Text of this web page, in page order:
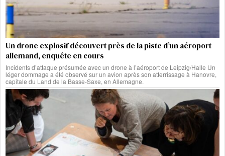
Un drone explosif découvert près de la piste d’un aéroport
allemand, enquête en cours
Incidents d’attaque présumée avec un drone à l’aéroport de Leipzig/Halle Un
léger dommage a été observé sur un avion après son atterrissage à Hanovre,
capitale du Land de la Basse-Saxe, en Allemagne.